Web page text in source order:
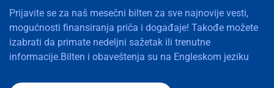
Prijavite se za naš mesečni bilten za sve najnovije vesti,
mogućnosti finansiranja priča i događaje! Takođe možete
izabrati da primate nedeljni sažetak ili trenutne
informacije.Bilten i obaveštenja su na Engleskom jeziku